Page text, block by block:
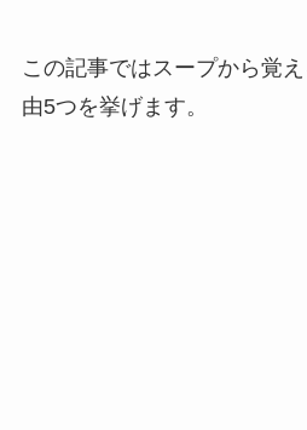
この記事ではスープから覚
由5つを挙げます。